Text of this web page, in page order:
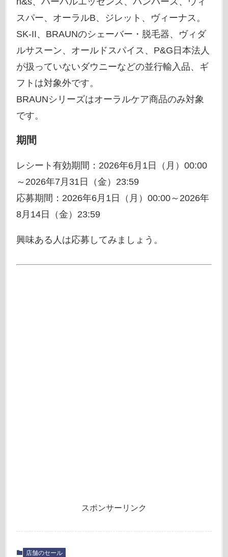
スパー、オーラルB、ジレット、ヴィーナス。
SK-II、BRAUNのシェーバー・脱毛器、ヴィダ
ルサスーン、オールドスパイス、P&G日本法人
が扱っていないダウニーなどの並行輸入品、ギ
フトは対象外です。
BRAUNシリーズはオーラルケア商品のみ対象
です。
期間
レシート有効期間：2026年6月1日（月）00:00
～2026年7月31日（金）23:59
応募期間：2026年6月1日（月）00:00～2026年
8月14日（金）23:59
興味ある人は応募してみましょう。
スポンサーリンク
店舗のセール